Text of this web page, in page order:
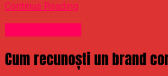
Continue Reading
Cum recunoști un brand